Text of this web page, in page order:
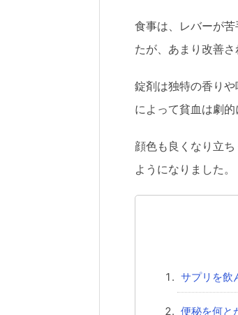
食事は、レバーが
たが、あまり改善
錠剤は独特の香り
によって貧血は劇的
顔色も良くなり立
ようになりました。
サプリを飲
便秘を何と